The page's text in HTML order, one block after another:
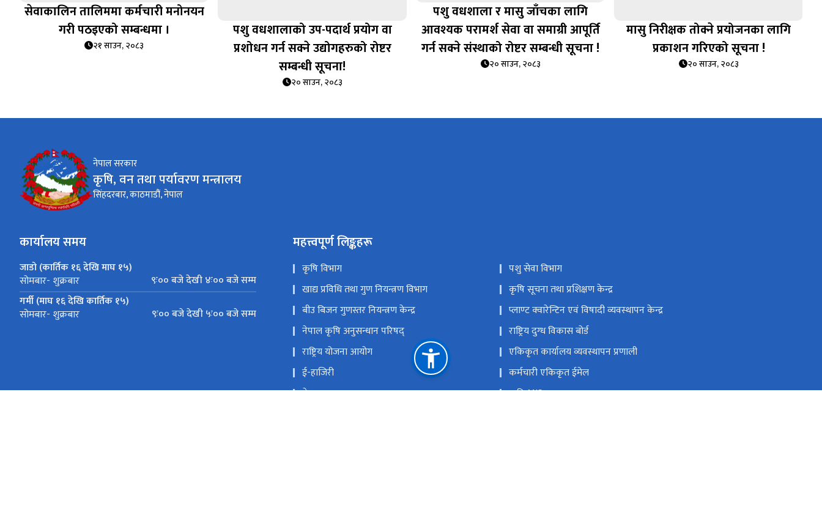
सेवाकालिन तालिममा कर्मचारी मनोनयन
गरी पठइएको सम्बन्धमा ।
२१ साउन, २०८३
पशु वधशालाको उप-पदार्थ प्रयोग वा
प्रशोधन गर्न सक्ने उद्योगहरुको रोष्टर
सम्बन्धी सूचना!
२० साउन, २०८३
पशु वधशाला र मासु जाँचका लागि
आवश्यक परामर्श सेवा वा समाग्री आपूर्ति
गर्न सक्ने संस्थाको रोष्टर सम्बन्धी सूचना !
२० साउन, २०८३
मासु निरीक्षक तोक्ने प्रयोजनका लागि
प्रकाशन गरिएको सूचना !
२० साउन, २०८३
नेपाल सरकार
कृषि, वन तथा पर्यावरण मन्त्रालय
सिंहदरबार, काठमाडौं, नेपाल
कार्यालय समय
जाडो (कार्तिक १६ देखि माघ १५)
सोमबार- शुक्रबार
९ः०० बजे देखी ४ः०० बजे सम्म
गर्मी (माघ १६ देखि कार्तिक १५)
सोमबार- शुक्रबार ९ः०० बजे देखी ५ः०० बजे सम्म
महत्त्वपूर्ण लिङ्कहरू
कृषि विभाग
पशु सेवा विभाग
खाद्य प्रविधि तथा गुण नियन्त्रण विभाग
कृषि सूचना तथा प्रशिक्षण केन्द्र
बीउ बिजन गुणस्तर नियन्त्रण केन्द्र
प्लाण्ट क्वारेन्टिन एवं विषादी व्यवस्थापन केन्द्र
नेपाल कृषि अनुसन्धान परिषद्
राष्ट्रिय दुग्ध विकास बोर्ड
राष्ट्रिय योजना आयोग
एकिकृत कार्यालय व्यवस्थापन प्रणाली
ई-हाजिरी
कर्मचारी एकिकृत ईमेल
गेट पास
कृषि MIS